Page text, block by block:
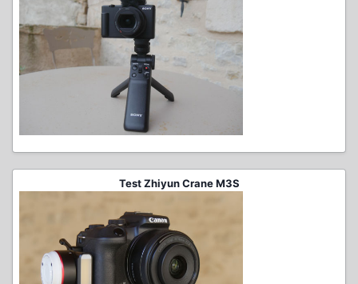
Test Zhiyun Crane M3S